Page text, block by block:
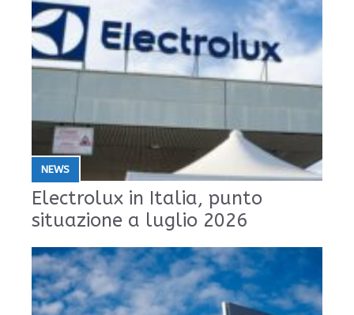
NEWS
Electrolux in Italia, punto
situazione a luglio 2026